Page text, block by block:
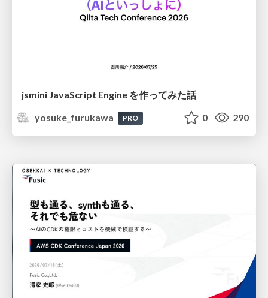
jsmini JavaScript Engine を作ってみた話
yosuke_furukawa
PRO 0 290